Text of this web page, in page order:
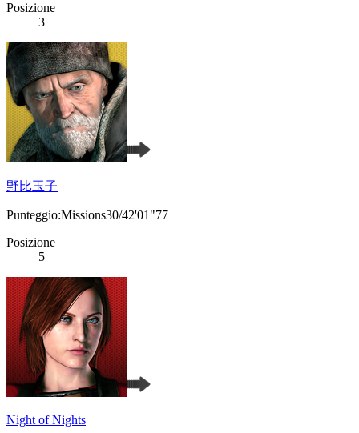
Posizione
3
野比玉子
Punteggio:Missions30/42'01"77
Posizione
5
Night of Nights